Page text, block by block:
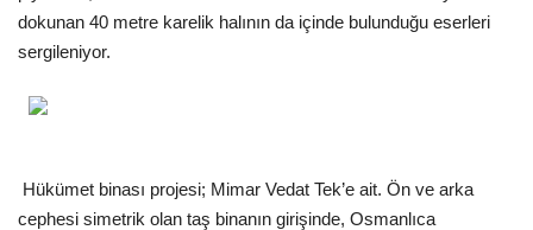
dokunan 40 metre karelik halının da içinde bulunduğu eserleri
sergileniyor.
Hükümet binası projesi; Mimar Vedat Tek’e ait. Ön ve arka
cephesi simetrik olan taş binanın girişinde, Osmanlıca